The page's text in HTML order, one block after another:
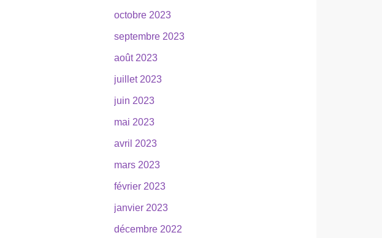
octobre 2023
septembre 2023
août 2023
juillet 2023
juin 2023
mai 2023
avril 2023
mars 2023
février 2023
janvier 2023
décembre 2022